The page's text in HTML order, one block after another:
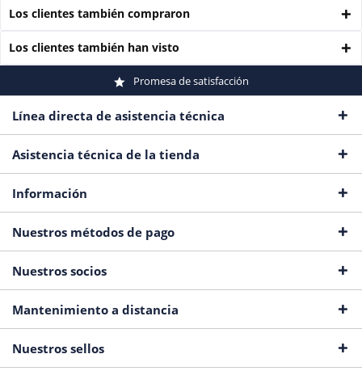
Los clientes también compraron
Los clientes también han visto
Promesa de satisfacción
Línea directa de asistencia técnica
Asistencia técnica de la tienda
Información
Nuestros métodos de pago
Nuestros socios
Mantenimiento a distancia
Nuestros sellos